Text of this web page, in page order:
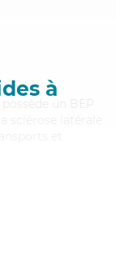
à
un BEP
sclérose latérale